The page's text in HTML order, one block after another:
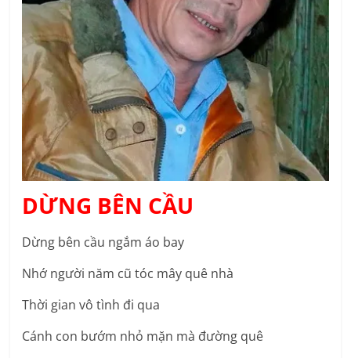
DỪNG BÊN CẦU
Dừng bên cầu ngắm áo bay
Nhớ người năm cũ tóc mây quê nhà
Thời gian vô tình đi qua
Cánh con bướm nhỏ mặn mà đường quê